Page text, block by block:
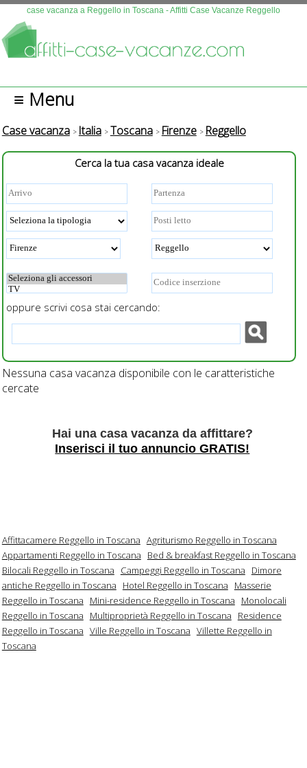
case vacanza a Reggello in Toscana - Affitti Case Vacanze Reggello
Questo sito fa uso di cookies. Continuando la navigazione se
≡ Menu
Case vacanza Italia Toscana Firenze Reggello
Cerca la tua casa vacanza ideale
oppure scrivi cosa stai cercando:
Nessuna casa vacanza disponibile con le caratteristiche
cercate
Hai una casa vacanza da affittare?
Inserisci il tuo annuncio GRATIS!
Affittacamere Reggello in Toscana Agriturismo Reggello in Toscana
Appartamenti Reggello in Toscana
Bed & breakfast Reggello in Toscana
Bilocali Reggello in Toscana
Campeggi Reggello in Toscana
Dimore
antiche Reggello in Toscana
Hotel Reggello in Toscana
Masserie
Reggello in Toscana
Mini-residence Reggello in Toscana
Monolocali
Reggello in Toscana
Multiproprietà Reggello in Toscana
Residence
Reggello in Toscana Ville Reggello in Toscana Villette Reggello in
Toscana